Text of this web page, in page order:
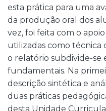
esta prática para uma
da produção oral dos
vez, foi feita com o
utilizadas como técnica
o relatório subdivide-se
fundamentais. Na
descrição sintética e
duas práticas
desta Unidade